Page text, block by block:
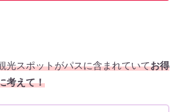
光スポットがパスに含まれていてお得
考えて！